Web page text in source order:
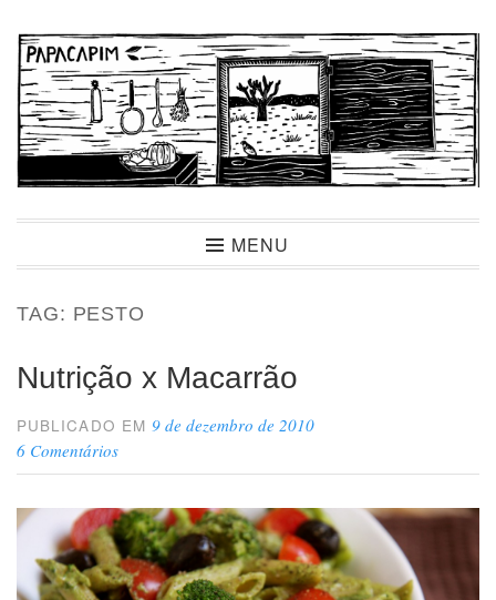
para
conteúdo
PapacapimMENU
TAG: PESTO
Nutrição x Macarrão
PUBLICADO EM 9 de dezembro de 2010
6 Comentários